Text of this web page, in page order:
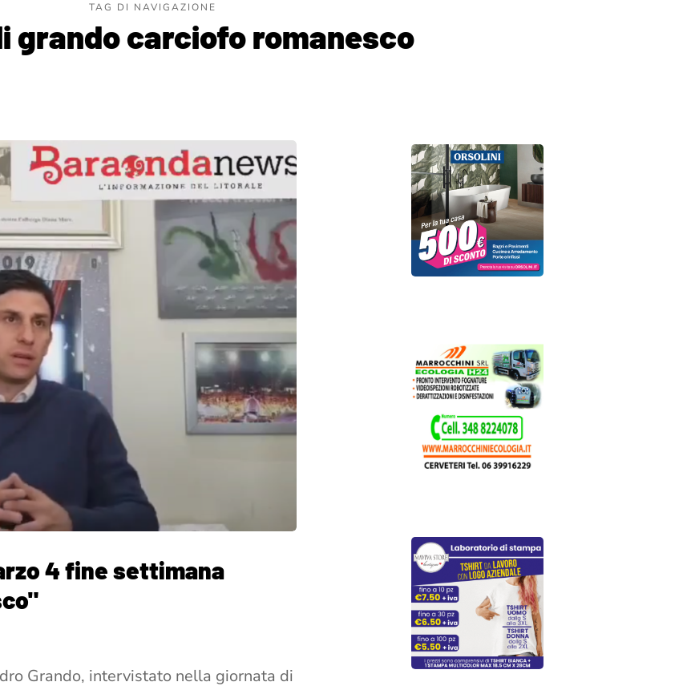
TAG DI NAVIGAZIONE
grando carciofo romanesco
4 fine settimana
Grando, intervistato nella giornata di